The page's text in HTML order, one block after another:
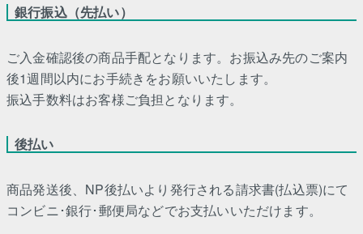
銀行振込（先払い）
ご入金確認後の商品手配となります。お振込み先のご案内
後1週間以内にお手続きをお願いいたします。
振込手数料はお客様ご負担となります。
後払い
商品発送後、NP後払いより発行される請求書(払込票)にて
コンビニ･銀行･郵便局などでお支払いいただけます。